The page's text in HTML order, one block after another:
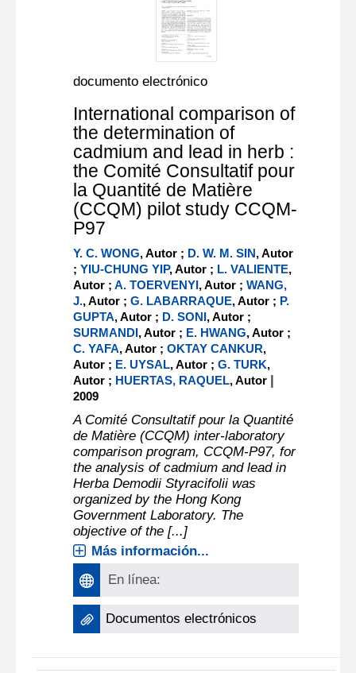
documento electrónico
International comparison of
the determination of
cadmium and lead in herb :
the Comité Consultatif pour
la Quantité de Matière
(CCQM) pilot study CCQM-
P97
Y. C. WONG, Autor ; D. W. M. SIN, Autor
;YIU-CHUNG YIP, Autor ; L. VALIENTE,
Autor ;A. TOERVENYI, Autor ;WANG,
J., Autor ;G. LABARRAQUE, Autor ; P.
GUPTA, Autor ; D. SONI, Autor ;
SURMANDI, Autor ; E. HWANG, Autor ;
C. YAFA, Autor ;OKTAY CANKUR,
Autor ; E. UYSAL, Autor ;G. TURK,
Autor ; HUERTAS, RAQUEL, Autor |
2009
A Comité Consultatif pour la Quantité
de Matière (CCQM) inter-laboratory
comparison program, CCQM-P97, for
the analysis of cadmium and lead in
Herba Demodii Styracifolii was
organized by the Hong Kong
Government Laboratory. The
objective of the [...]
Más información...
En línea:
Documentos electrónicos